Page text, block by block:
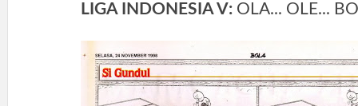
LIGA INDONESIA V: OLA... OLE...